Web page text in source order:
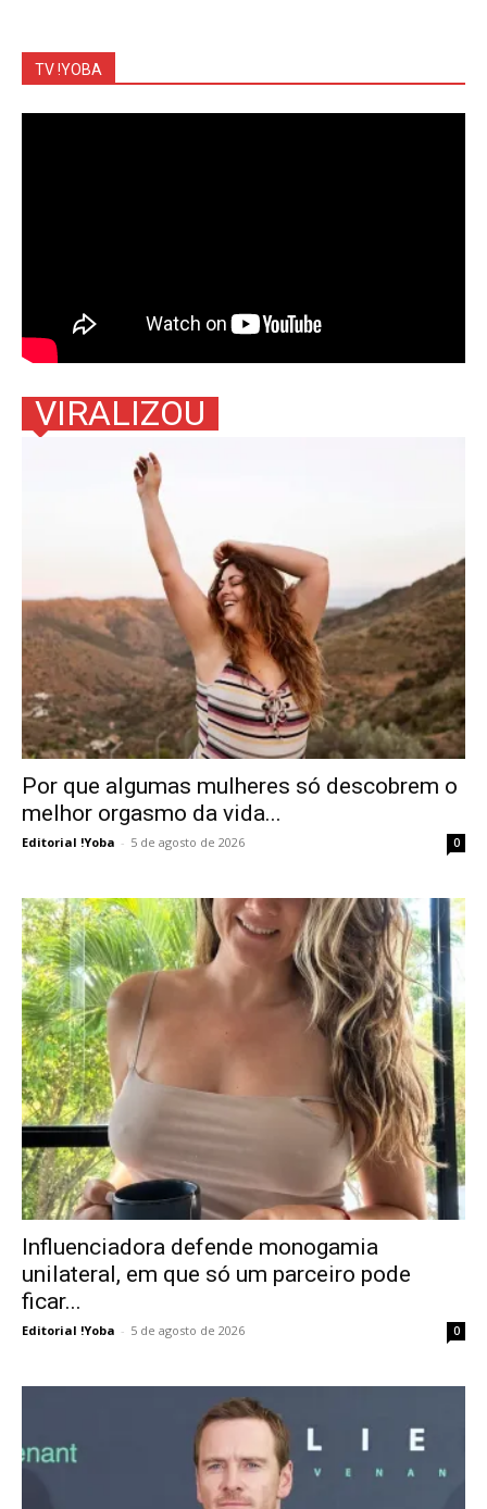
TV !YOBA
VIRALIZOU
Por que algumas mulheres só descobrem o
melhor orgasmo da vida...
Editorial !Yoba - 5 de agosto de 2026 0
Influenciadora defende monogamia
unilateral, em que só um parceiro pode
ficar...
Editorial !Yoba - 5 de agosto de 2026 0